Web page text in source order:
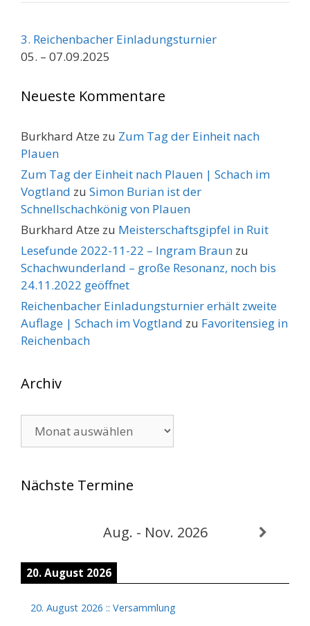
3. Reichenbacher Einladungsturnier
05. – 07.09.2025
Neueste Kommentare
Burkhard Atze zu Zum Tag der Einheit nach
Plauen
Zum Tag der Einheit nach Plauen | Schach im
Vogtland zu Simon Burian ist der
Schnellschachkönig von Plauen
Burkhard Atze zu Meisterschaftsgipfel in Ruit
Lesefunde 2022-11-22 – Ingram Braun zu
Schachwunderland – große Resonanz, noch bis
24.11.2022 geöffnet
Reichenbacher Einladungsturnier erhält zweite
Auflage | Schach im Vogtland zu Favoritensieg in
Reichenbach
Archiv
Nächste Termine
Aug. - Nov. 2026
20. August 2026
20. August 2026 :: Versammlung